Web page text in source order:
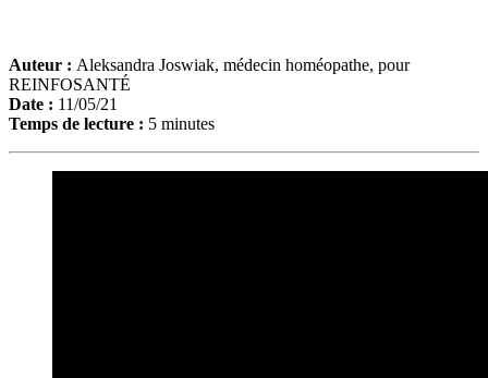
Auteur : Aleksandra Joswiak, médecin homéopathe, pour
REINFOSANTÉ
Date : 11/05/21
Temps de lecture : 5 minutes